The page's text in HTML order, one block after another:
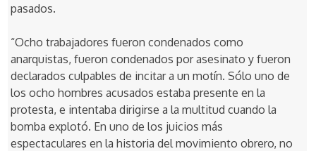
pasados.
“Ocho trabajadores fueron condenados como
anarquistas, fueron condenados por asesinato y fueron
declarados culpables de incitar a un motín. Sólo uno de
los ocho hombres acusados estaba presente en la
protesta, e intentaba dirigirse a la multitud cuando la
bomba explotó. En uno de los juicios más
espectaculares en la historia del movimiento obrero, no